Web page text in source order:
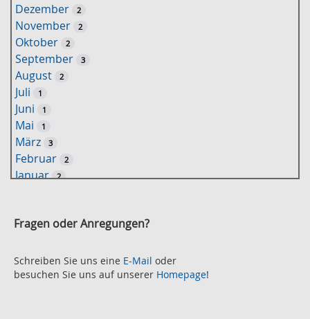
w
o
r
u
c
Dezember 2
November 2
Oktober 2
September 3
August 2
Juli 1
Juni 1
Mai 1
März 3
Februar 2
Januar 2
Oktober 2
August 2
Juli 2
Fragen oder Anregungen?
Schreiben Sie uns eine E-Mail oder
besuchen Sie uns auf unserer Homepage!